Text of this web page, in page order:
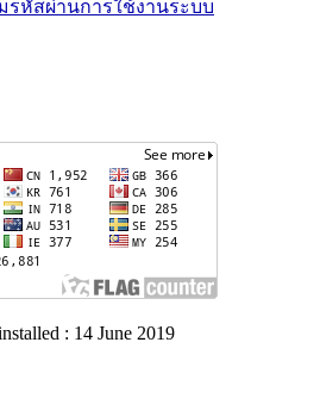
หัสผ่านการใช้งานระบบ
: 14 June 2019